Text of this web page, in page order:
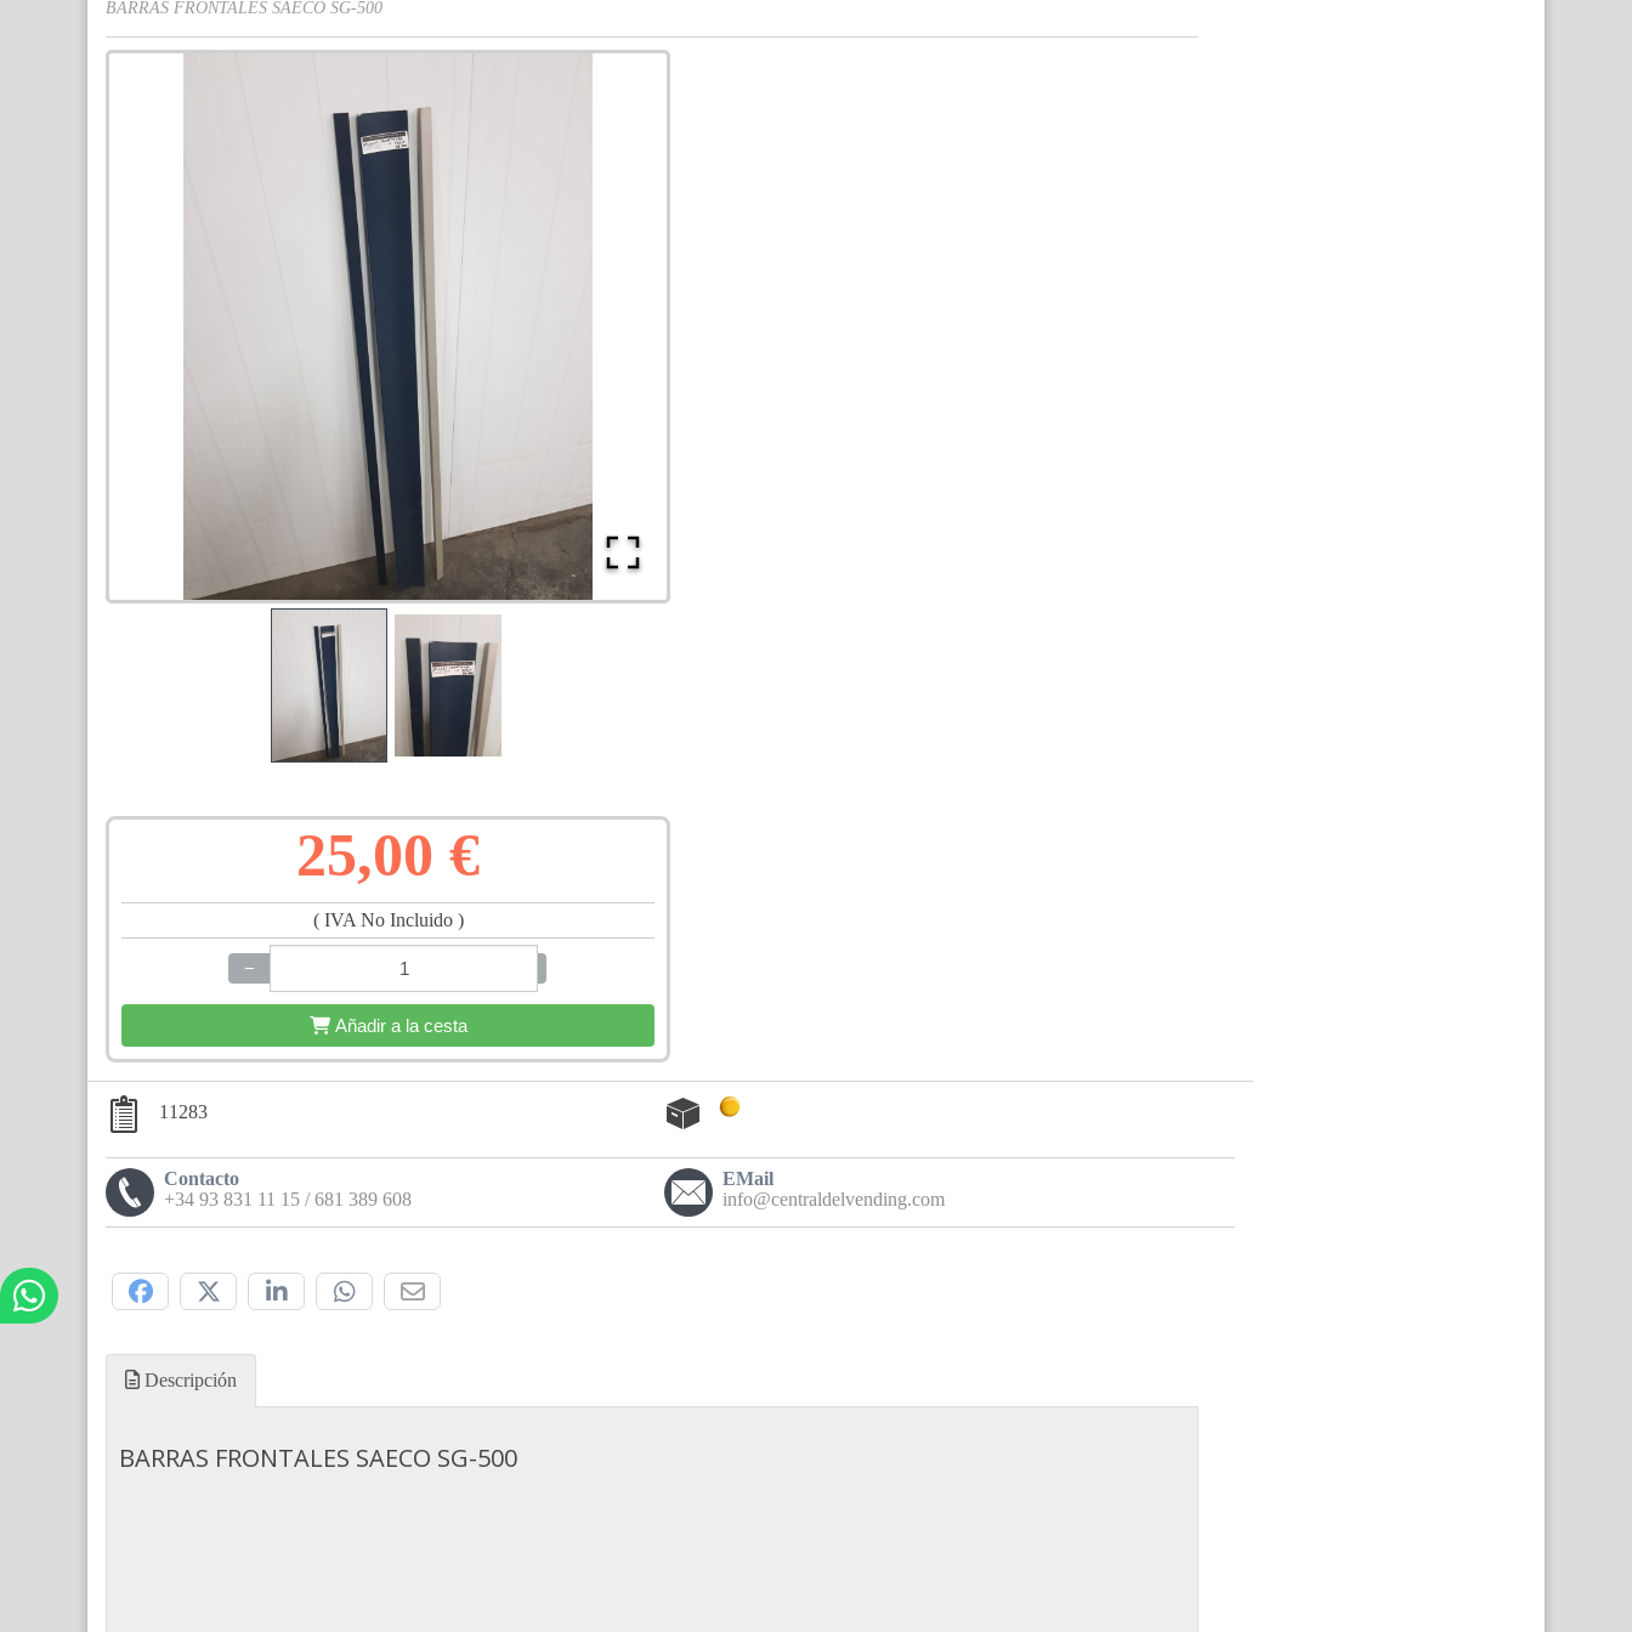
BARRAS FRONTALES SAECO SG-500
25,00 €
( IVA No Incluido )
−
Añadir a la cesta
11283
Contacto
+34 93 831 11 15 / 681 389 608
EMail
info@centraldelvending.com
Descripción
BARRAS FRONTALES SAECO SG-500